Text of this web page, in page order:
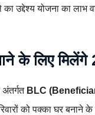
उद्देश्य योजना का लाभ
के लिए
BLC
को पक्का घर बनाने